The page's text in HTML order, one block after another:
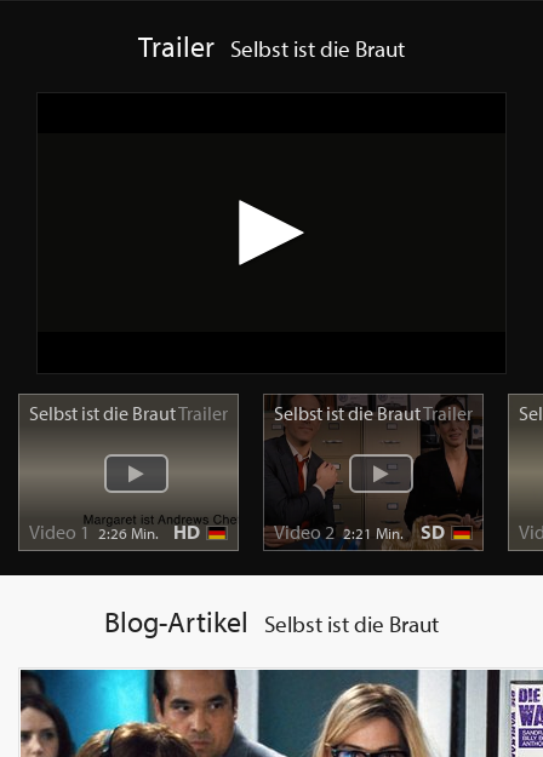
Trailer Selbst ist die Braut
Selbst ist die BrautTrailer
Video 1 2:26 Min. HD
Selbst ist die BrautTrailer
Video 2 2:21 Min. SD
Blog-Artikel Selbst ist die Braut